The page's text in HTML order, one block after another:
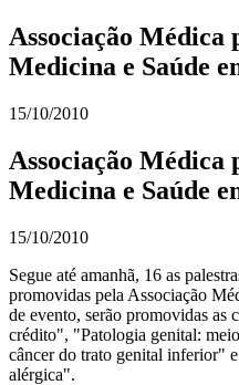
Associação Médica
Medicina e Saúde
15/10/2010
Associação Médica
Medicina e Saúde
15/10/2010
Segue até amanhã, 16 as
promovidas pela Associação
de evento, serão promovidas as
crédito", "Patologia genital:
câncer do trato genital inferior"
alérgica".